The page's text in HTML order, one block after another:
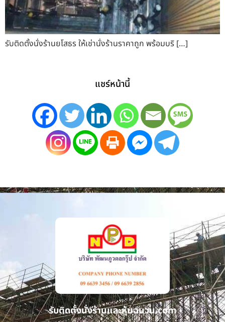
รับติดตั้งนั่งร้านยโสธร ให้เช่านั่งร้านราคาถูก พร้อมบริ […]
แชร์หน้านี้
รับติดตั้งนั่งร้านและหุ้มฉนวน.com